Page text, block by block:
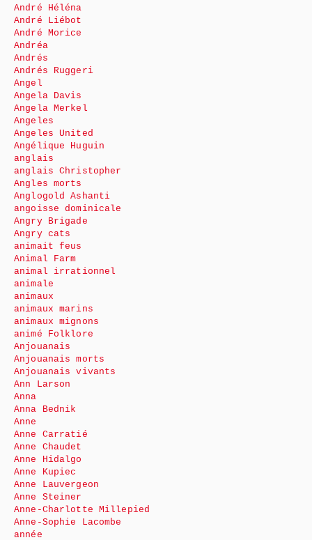
André Héléna
André Liébot
André Morice
Andréa
Andrés
Andrés Ruggeri
Angel
Angela Davis
Angela Merkel
Angeles
Angeles United
Angélique Huguin
anglais
anglais Christopher
Angles morts
Anglogold Ashanti
angoisse dominicale
Angry Brigade
Angry cats
animait feus
Animal Farm
animal irrationnel
animale
animaux
animaux marins
animaux mignons
animé Folklore
Anjouanais
Anjouanais morts
Anjouanais vivants
Ann Larson
Anna
Anna Bednik
Anne
Anne Carratié
Anne Chaudet
Anne Hidalgo
Anne Kupiec
Anne Lauvergeon
Anne Steiner
Anne-Charlotte Millepied
Anne-Sophie Lacombe
année